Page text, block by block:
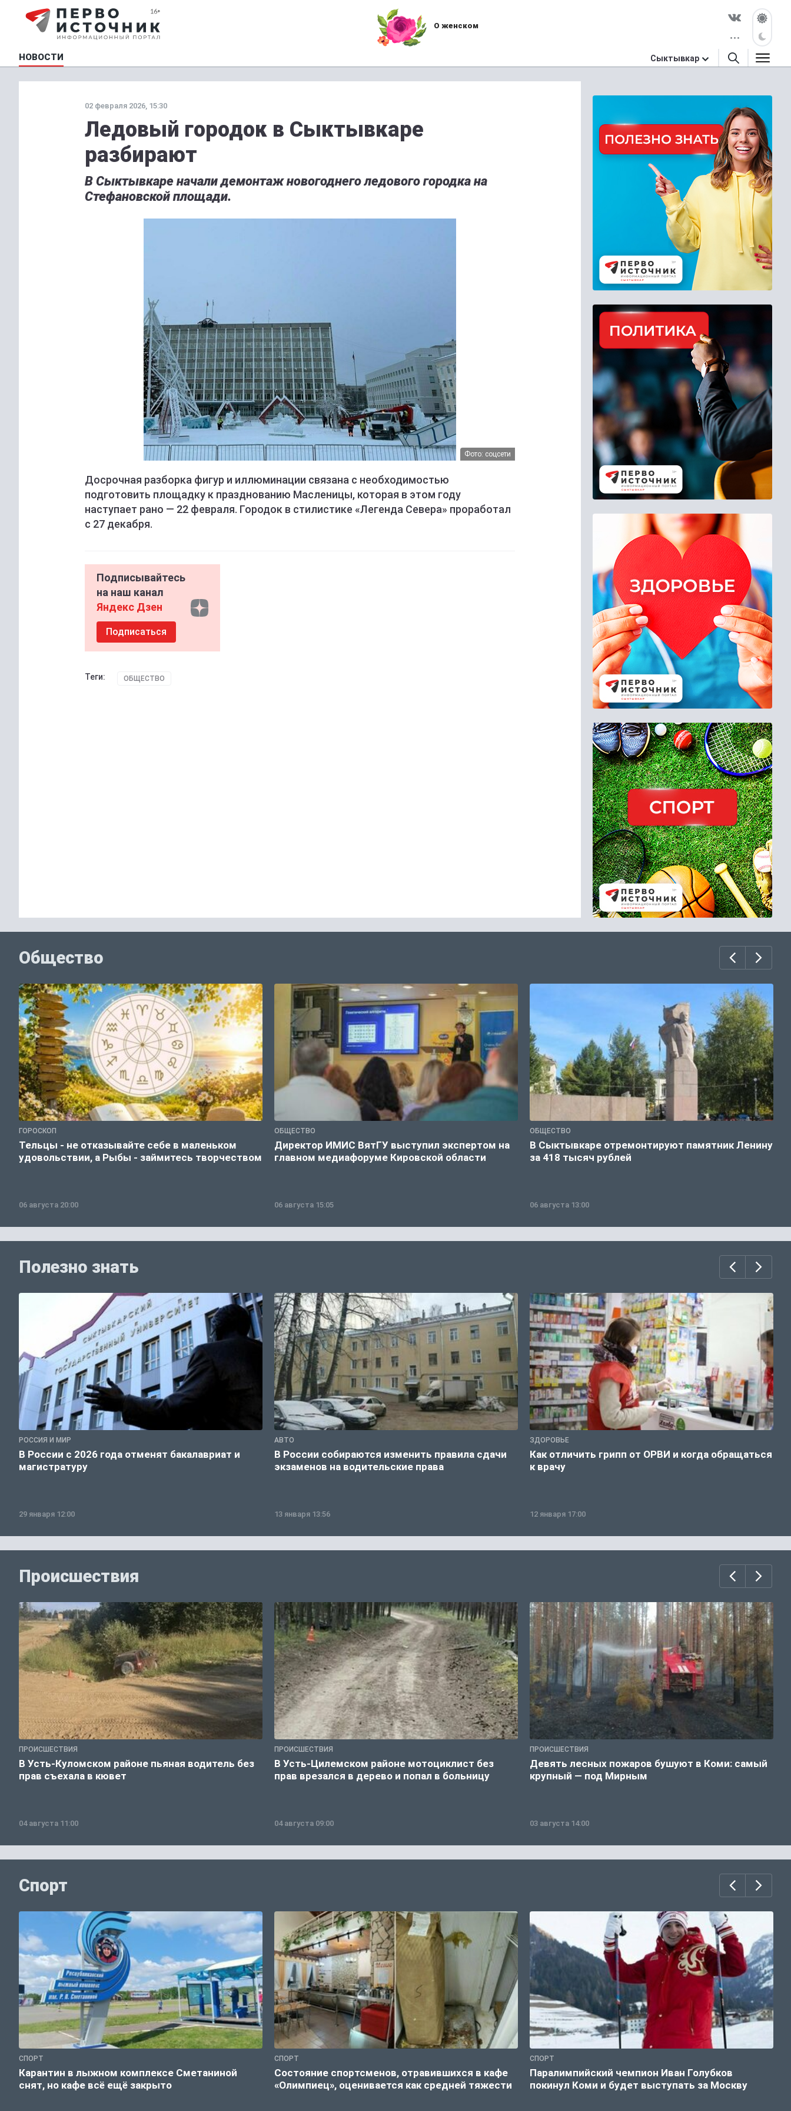
О женском
НОВОСТИ Сыктывкар
02 февраля 2026, 15:30
Ледовый городок в Сыктывкаре
разбирают
В Сыктывкаре начали демонтаж новогоднего ледового городка на
Стефановской площади.
Фото: соцсети
Досрочная разборка фигур и иллюминации связана с необходимостью
подготовить площадку к празднованию Масленицы, которая в этом году
наступает рано — 22 февраля. Городок в стилистике «Легенда Севера» проработал
с 27 декабря.
Подписывайтесь
на наш канал
Яндекс Дзен
Подписаться
Теги: ОБЩЕСТВО
Общество
ГОРОСКОП
Тельцы - не отказывайте себе в маленьком
удовольствии, а Рыбы - займитесь творчеством
06 августа 20:00
ОБЩЕСТВО
Директор ИМИС ВятГУ выступил экспертом на
главном медиафоруме Кировской области
06 августа 15:05
ОБЩЕСТВО
В Сыктывкаре отремонтируют памятник Ленину
за 418 тысяч рублей
06 августа 13:00
Полезно знать
РОССИЯ И МИР
В России с 2026 года отменят бакалавриат и
магистратуру
29 января 12:00
АВТО
В России собираются изменить правила сдачи
экзаменов на водительские права
13 января 13:56
ЗДОРОВЬЕ
Как отличить грипп от ОРВИ и когда обращаться
к врачу
12 января 17:00
Происшествия
ПРОИСШЕСТВИЯ
В Усть-Куломском районе пьяная водитель без
прав съехала в кювет
04 августа 11:00
ПРОИСШЕСТВИЯ
В Усть-Цилемском районе мотоциклист без
прав врезался в дерево и попал в больницу
04 августа 09:00
ПРОИСШЕСТВИЯ
Девять лесных пожаров бушуют в Коми: самый
крупный — под Мирным
03 августа 14:00
Спорт
СПОРТ
Карантин в лыжном комплексе Сметаниной
снят, но кафе всё ещё закрыто
СПОРТ
Состояние спортсменов, отравившихся в кафе
«Олимпиец», оценивается как средней тяжести
СПОРТ
Паралимпийский чемпион Иван Голубков
покинул Коми и будет выступать за Москву